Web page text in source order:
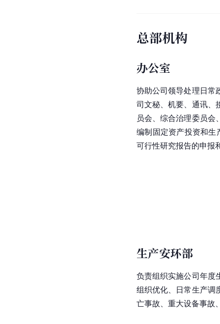
总部机构
办公室
协助公司领导处理日常
司文秘、机要、通讯、
员会、综合治理委员
编制固定资产投资和生
可行性研究报告的申报
生产安环部
负责组织实施公司年度
组织优化、日常生产调
亡事故、重大设备事故